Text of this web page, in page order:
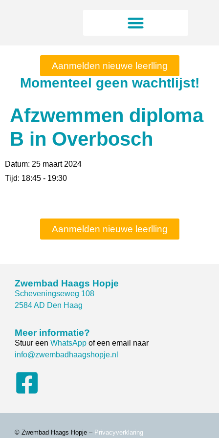
Aanmelden nieuwe leerlling
Momenteel geen wachtlijst!
Afzwemmen diploma
B in Overbosch
Datum: 25 maart 2024
Tijd: 18:45 - 19:30
Aanmelden nieuwe leerlling
Zwembad Haags Hopje
Scheveningseweg 108
2584 AD Den Haag
Meer informatie?
Stuur een WhatsApp of een email naar
info@zwembadhaagshopje.nl
© Zwembad Haags Hopje – Privacyverklaring